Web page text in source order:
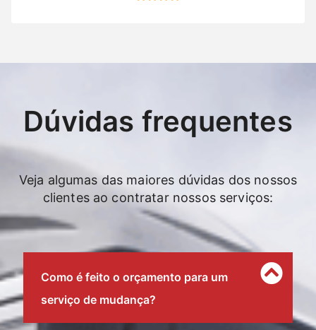
Dúvidas frequentes
Veja algumas das maiores dúvidas dos nossos
clientes ao contratar nossos serviços:
Como é feito o orçamento para um
serviço de mudança?